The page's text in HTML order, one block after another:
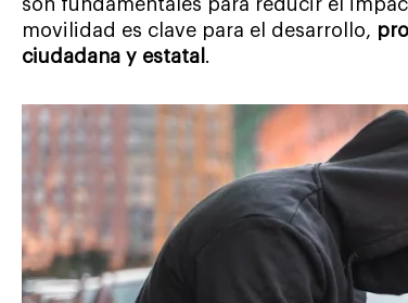
son fundamentales para reducir el
movilidad es clave para el desarrollo,
ciudadana y estatal .